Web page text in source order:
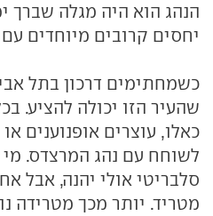
הנהג הוא היה מגלה שברך
יחסים קרובים מיוחדים
כשמחתימים דרכון בתל
שהעיר הזו יכולה להציע.
כאלו, עוצרים אופנוענים
לשוחח עם נהג המרצדס.
סלבריטי אולי יהנה, אבל
מטריד. יותר מכך מטרידה